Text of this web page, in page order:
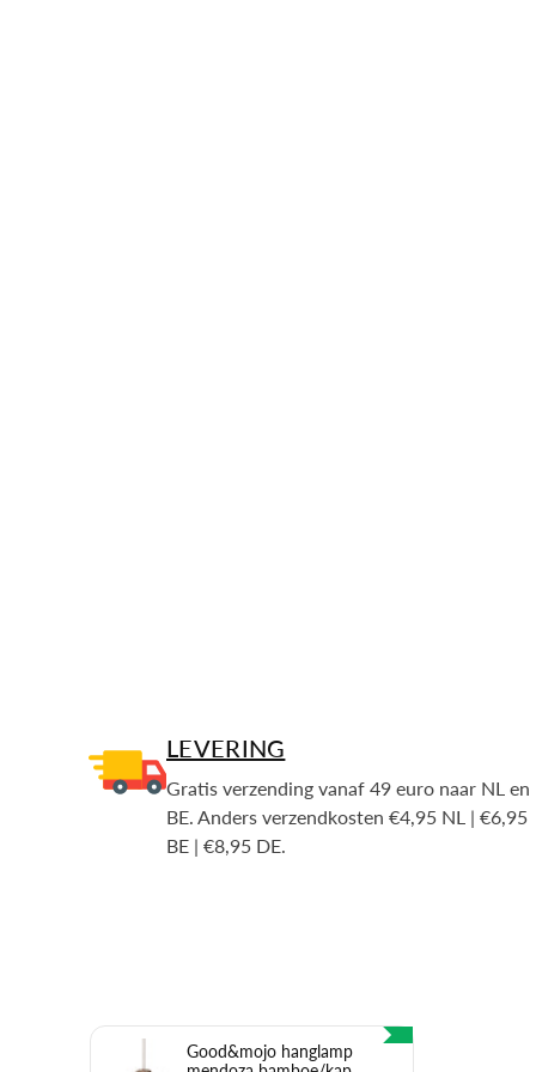
LEVERING
Gratis verzending vanaf 49 euro naar NL en
BE. Anders verzendkosten €4,95 NL | €6,95
BE | €8,95 DE.
Good&mojo hanglamp